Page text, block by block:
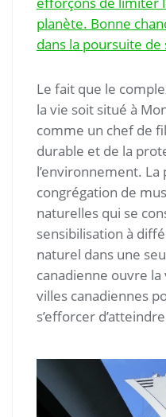
planète. Bonne
dans la poursuite de
Le fait que le
la vie soit situé à
comme un chef de
durable et de la
l’environnement. La
congrégation de
naturelles qui se
sensibilisation à
naturel dans une
canadienne ouvre la
villes canadiennes
s’efforcer